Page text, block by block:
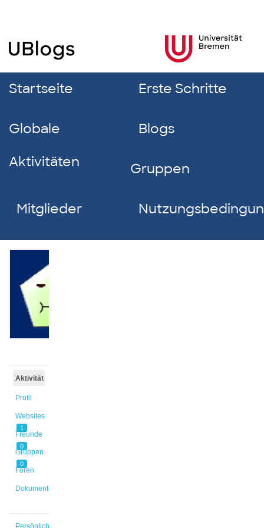
Startseite Erste Schritte
Globale
Aktivitäten
Blogs
Gruppen
Mitglieder
Aktivität
Profil
Websites
1
Freunde
0
Gruppen
0
Foren
Dokumente
Persönlich